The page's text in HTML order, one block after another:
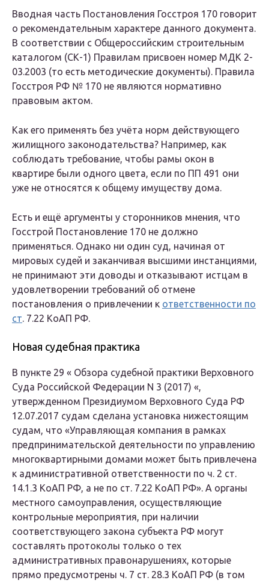
Вводная часть Постановления Госстроя 170 говорит
о рекомендательным характере данного документа.
В соответствии с Общероссийским строительным
каталогом (СК-1) Правилам присвоен номер МДК 2-
03.2003 (то есть методические документы). Правила
Госстроя РФ № 170 не являются нормативно
правовым актом.
Как его применять без учёта норм действующего
жилищного законодательства? Например, как
соблюдать требование, чтобы рамы окон в
квартире были одного цвета, если по ПП 491 они
уже не относятся к общему имуществу дома.
Есть и ещё аргументы у сторонников мнения, что
Госстрой Постановление 170 не должно
применяться. Однако ни один суд, начиная от
мировых судей и заканчивая высшими инстанциями,
не принимают эти доводы и отказывают истцам в
удовлетворении требований об отмене
постановления о привлечении к ответственности по
ст. 7.22 КоАП РФ.
Новая судебная практика
В пункте 29 « Обзора судебной практики Верховного
Суда Российской Федерации N 3 (2017) «,
утвержденном Президиумом Верховного Суда РФ
12.07.2017 судам сделана установка нижестоящим
судам, что «Управляющая компания в рамках
предпринимательской деятельности по управлению
многоквартирными домами может быть привлечена
к административной ответственности по ч. 2 ст.
14.1.3 КоАП РФ, а не по ст. 7.22 КоАП РФ». А органы
местного самоуправления, осуществляющие
контрольные мероприятия, при наличии
соответствующего закона субъекта РФ могут
составлять протоколы только о тех
административных правонарушениях, которые
прямо предусмотрены ч. 7 ст. 28.3 КоАП РФ (в том